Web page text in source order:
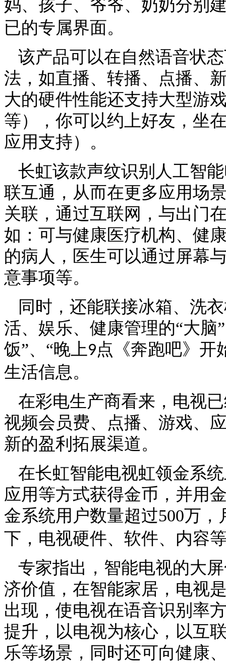
妈、孩子、爷爷、奶奶分别
已的专属界面。
该产品可以在自然语音状
法，如直播、转播、点播、
大的硬件性能还支持大型游
等），你可以约上好友，坐
应用支持）。
长虹该款声纹识别人工智
联互通，从而在更多应用场
关联，通过互联网，与出门
如：可与健康医疗机构、健
的病人，医生可以通过屏幕
意事项等。
同时，还能联接冰箱、洗
活、娱乐、健康管理的“大脑
饭”、“晚上9点《奔跑吧》开
生活信息。
在彩电生产商看来，电视
视频会员费、点播、游戏、
新的盈利拓展渠道。
在长虹智能电视虹领金系
应用等方式获得金币，并用
金系统用户数量超过500万，
下，电视硬件、软件、内容
专家指出，智能电视的大
济价值，在智能家居，电视
出现，使电视在语音识别率
提升，以电视为核心，以互
乐等场景，同时还可向健康